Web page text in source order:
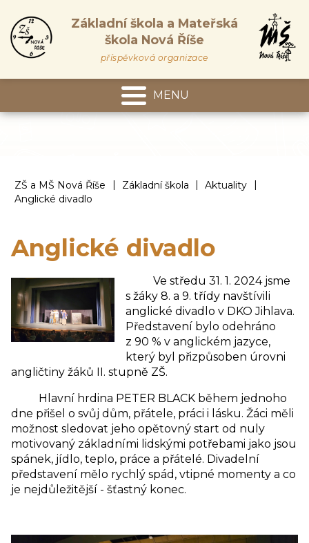
Základní škola a Mateřská
škola Nová Říše
příspěvková organizace
MENU
ZŠ a MŠ Nová Říše | Základní škola | Aktuality
|
Anglické divadlo
Anglické divadlo
Ve středu 31. 1. 2024 jsme
s žáky 8. a 9. třídy navštívili
anglické divadlo v DKO Jihlava.
Představení bylo odehráno
z 90 % v anglickém jazyce,
který byl přizpůsoben úrovni
angličtiny žáků II. stupně ZŠ.
Hlavní hrdina PETER BLACK během jednoho
dne přišel o svůj dům, přátele, práci i lásku. Žáci měli
možnost sledovat jeho opětovný start od nuly
motivovaný základními lidskými potřebami jako jsou
spánek, jídlo, teplo, práce a přátelé. Divadelní
představení mělo rychlý spád, vtipné momenty a co
je nejdůležitější - šťastný konec.